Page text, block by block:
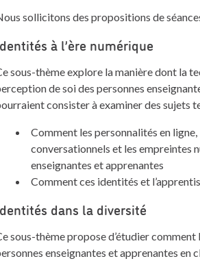
sollicitons des propositions de
à l’ère numérique
sous-thème explore la manière dont la
de soi des personnes
consister à examiner des sujets
Comment les personnalités en
conversationnels et les empreintes
enseignantes et apprenantes
Comment ces identités et
dans la diversité
sous-thème propose d’étudier
enseignantes et apprenantes en